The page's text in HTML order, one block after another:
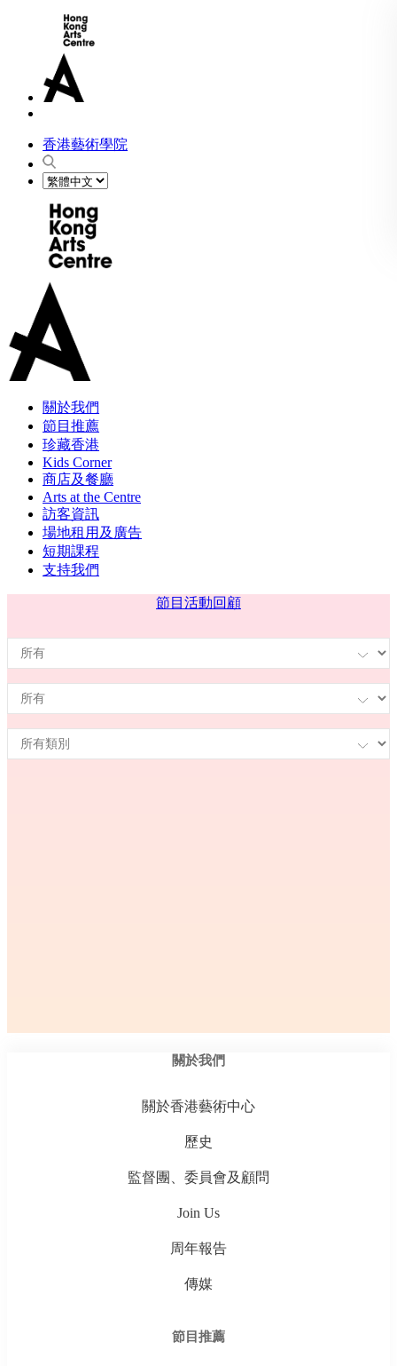
香港藝術學院
關於我們
節目推薦
珍藏香港
Kids Corner
商店及餐廳
Arts at the Centre
訪客資訊
場地租用及廣告
短期課程
支持我們
節目 活動回顧
關於我們
關於香港藝術中心
歷史
監督團、委員會及顧問
Join Us
周年報告
傳媒
節目推薦